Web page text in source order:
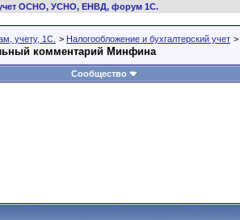
учет ОСНО, УСНО, ЕНВД, форум 1С.
учету, 1С. > Налогообложение и бухгалтерский учет >
комментарий Минфина
Сообщество